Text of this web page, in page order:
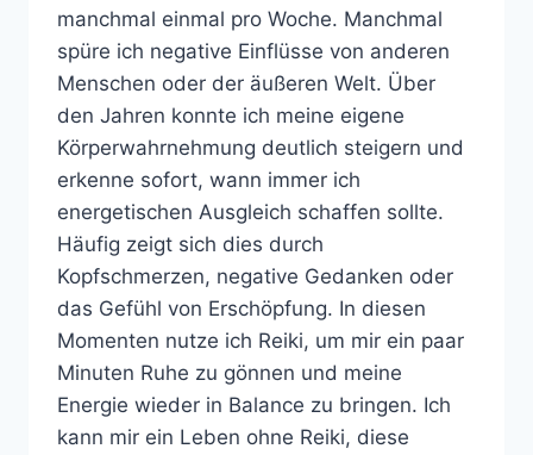
manchmal einmal pro Woche. Manchmal
spüre ich negative Einflüsse von anderen
Menschen oder der äußeren Welt. Über
den Jahren konnte ich meine eigene
Körperwahrnehmung deutlich steigern und
erkenne sofort, wann immer ich
energetischen Ausgleich schaffen sollte.
Häufig zeigt sich dies durch
Kopfschmerzen, negative Gedanken oder
das Gefühl von Erschöpfung. In diesen
Momenten nutze ich Reiki, um mir ein paar
Minuten Ruhe zu gönnen und meine
Energie wieder in Balance zu bringen. Ich
kann mir ein Leben ohne Reiki, diese